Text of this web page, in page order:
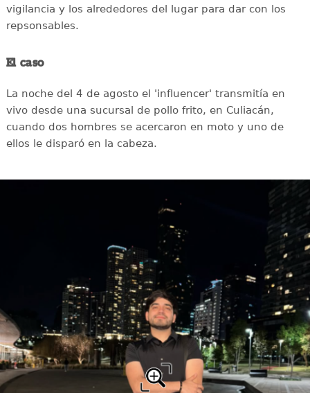
vigilancia y los alrededores del lugar para dar con los
repsonsables.
El caso
La noche del 4 de agosto el 'influencer' transmitía en
vivo desde una sucursal de pollo frito, en Culiacán,
cuando dos hombres se acercaron en moto y uno de
ellos le disparó en la cabeza.